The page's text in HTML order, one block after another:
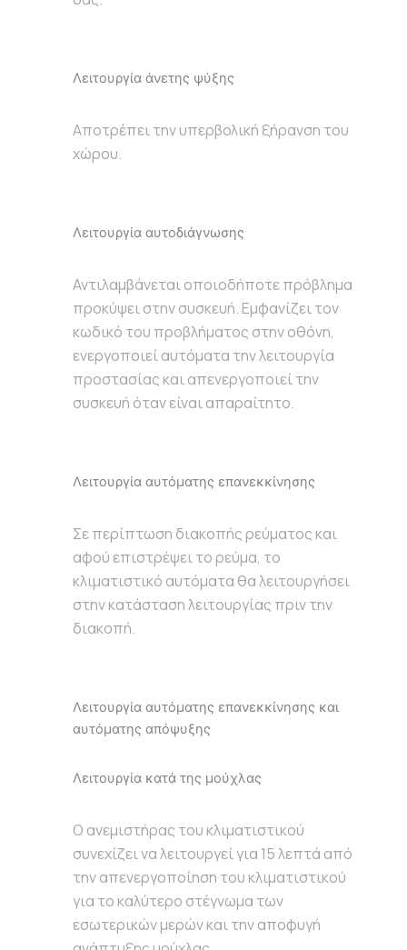
Λειτουργία άνετης ψύξης
Αποτρέπει την υπερβολική ξήρανση του
χώρου.
Λειτουργία αυτοδιάγνωσης
Αντιλαμβάνεται οποιοδήποτε πρόβλημα
προκύψει στην συσκευή. Εμφανίζει τον
κωδικό του προβλήματος στην οθόνη,
ενεργοποιεί αυτόματα την λειτουργία
προστασίας και απενεργοποιεί την
συσκευή όταν είναι απαραίτητο.
Λειτουργία αυτόματης επανεκκίνησης
Σε περίπτωση διακοπής ρεύματος και
αφού επιστρέψει το ρεύμα, το
κλιματιστικό αυτόματα θα λειτουργήσει
στην κατάσταση λειτουργίας πριν την
διακοπή.
Λειτουργία αυτόματης επανεκκίνησης και
αυτόματης απόψυξης
Λειτουργία κατά της μούχλας
Ο ανεμιστήρας του κλιματιστικού
συνεχίζει να λειτουργεί για 15 λεπτά από
την απενεργοποίηση του κλιματιστικού
για το καλύτερο στέγνωμα των
εσωτερικών μερών και την αποφυγή